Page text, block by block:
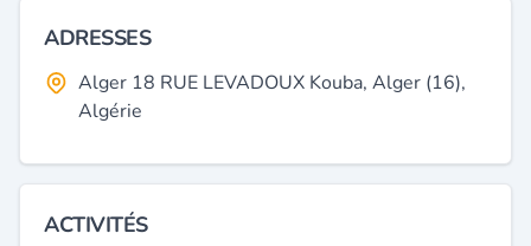
ADRESSES
Alger 18 RUE LEVADOUX Kouba, Alger (16),
Algérie
ACTIVITÉS